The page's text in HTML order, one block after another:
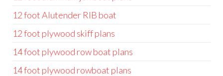
12 foot Alutender RIB boat
12 foot plywood skiff plans
14 foot plywood row boat plans
14 foot plywood rowboat plans